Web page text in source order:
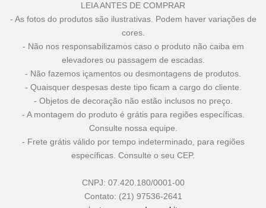
LEIA ANTES DE COMPRAR
- As fotos do produtos são ilustrativas. Podem haver variações de
cores.
- Não nos responsabilizamos caso o produto não caiba em
elevadores ou passagem de escadas.
- Não fazemos içamentos ou desmontagens de produtos.
- Quaisquer despesas deste tipo ficam a cargo do cliente.
- Objetos de decoração não estão inclusos no preço.
- A montagem do produto é grátis para regiões específicas.
Consulte nossa equipe.
- Frete grátis válido por tempo indeterminado, para regiões
específicas. Consulte o seu CEP.
CNPJ: 07.420.180/0001-00
Contato: (21) 97536-2641